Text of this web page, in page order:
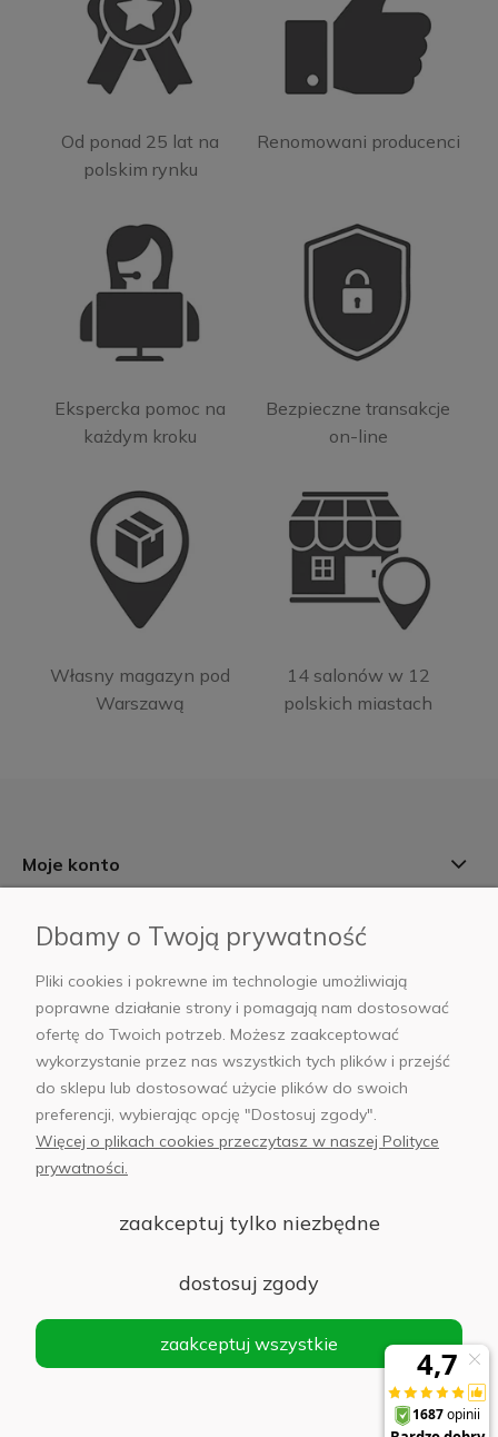
Od ponad 25 lat na
polskim rynku
Renomowani producenci
Ekspercka pomoc na
każdym kroku
Bezpieczne transakcje
on-line
Własny magazyn pod
Warszawą
14 salonów w 12
polskich miastach
Moje konto
Płatności i dostawa
AB Foto
sklep@abfoto.pl
© 2025 Wszelkie prawa zastrzeżone. Serwis własnością:AB FOTO
Siedziba: 02-486 WARSZAWA, Al. Jerozolimskie 176, NIP
Dbamy o Twoją prywatność
Pliki cookies i pokrewne im technologie umożliwiają
poprawne działanie strony i pomagają nam dostosować
ofertę do Twoich potrzeb. Możesz zaakceptować
wykorzystanie przez nas wszystkich tych plików i przejść
do sklepu lub dostosować użycie plików do swoich
preferencji, wybierając opcję "Dostosuj zgody".
Więcej o plikach cookies przeczytasz w naszej Polityce
prywatności.
zaakceptuj tylko niezbędne
dostosuj zgody
zaakceptuj wszystkie